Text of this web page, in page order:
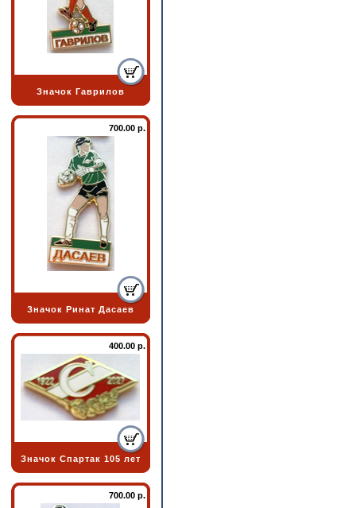
Значок Гаврилов
700.00 р.
Значок Ринат Дасаев
400.00 р.
Значок Спартак 105 лет
700.00 р.